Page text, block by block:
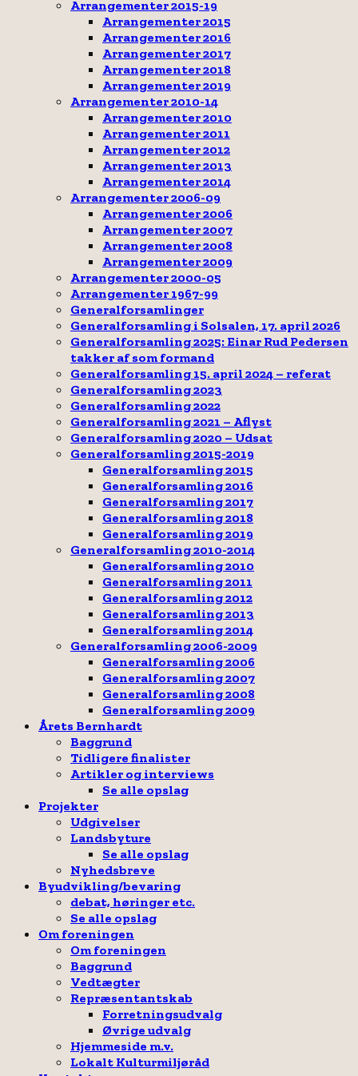
Arrangementer 2015-19
Arrangementer 2015
Arrangementer 2016
Arrangementer 2017
Arrangementer 2018
Arrangementer 2019
Arrangementer 2010-14
Arrangementer 2010
Arrangementer 2011
Arrangementer 2012
Arrangementer 2013
Arrangementer 2014
Arrangementer 2006-09
Arrangementer 2006
Arrangementer 2007
Arrangementer 2008
Arrangementer 2009
Arrangementer 2000-05
Arrangementer 1967-99
Generalforsamlinger
Generalforsamling i Solsalen, 17. april 2026
Generalforsamling 2025: Einar Rud Pedersen
takker af som formand
Generalforsamling 15. april 2024 – referat
Generalforsamling 2023
Generalforsamling 2022
Generalforsamling 2021 – Aflyst
Generalforsamling 2020 – Udsat
Generalforsamling 2015-2019
Generalforsamling 2015
Generalforsamling 2016
Generalforsamling 2017
Generalforsamling 2018
Generalforsamling 2019
Generalforsamling 2010-2014
Generalforsamling 2010
Generalforsamling 2011
Generalforsamling 2012
Generalforsamling 2013
Generalforsamling 2014
Generalforsamling 2006-2009
Generalforsamling 2006
Generalforsamling 2007
Generalforsamling 2008
Generalforsamling 2009
Årets Bernhardt
Baggrund
Tidligere finalister
Artikler og interviews
Se alle opslag
Projekter
Udgivelser
Landsbyture
Se alle opslag
Nyhedsbreve
Byudvikling/bevaring
debat, høringer etc.
Se alle opslag
Om foreningen
Om foreningen
Baggrund
Vedtægter
Repræsentantskab
Forretningsudvalg
Øvrige udvalg
Hjemmeside m.v.
Lokalt Kulturmiljøråd